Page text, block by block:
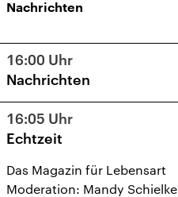
Nachrichten
16:00 Uhr
Nachrichten
16:05 Uhr
Echtzeit
Das Magazin für Lebensart
Moderation: Mandy Schielke